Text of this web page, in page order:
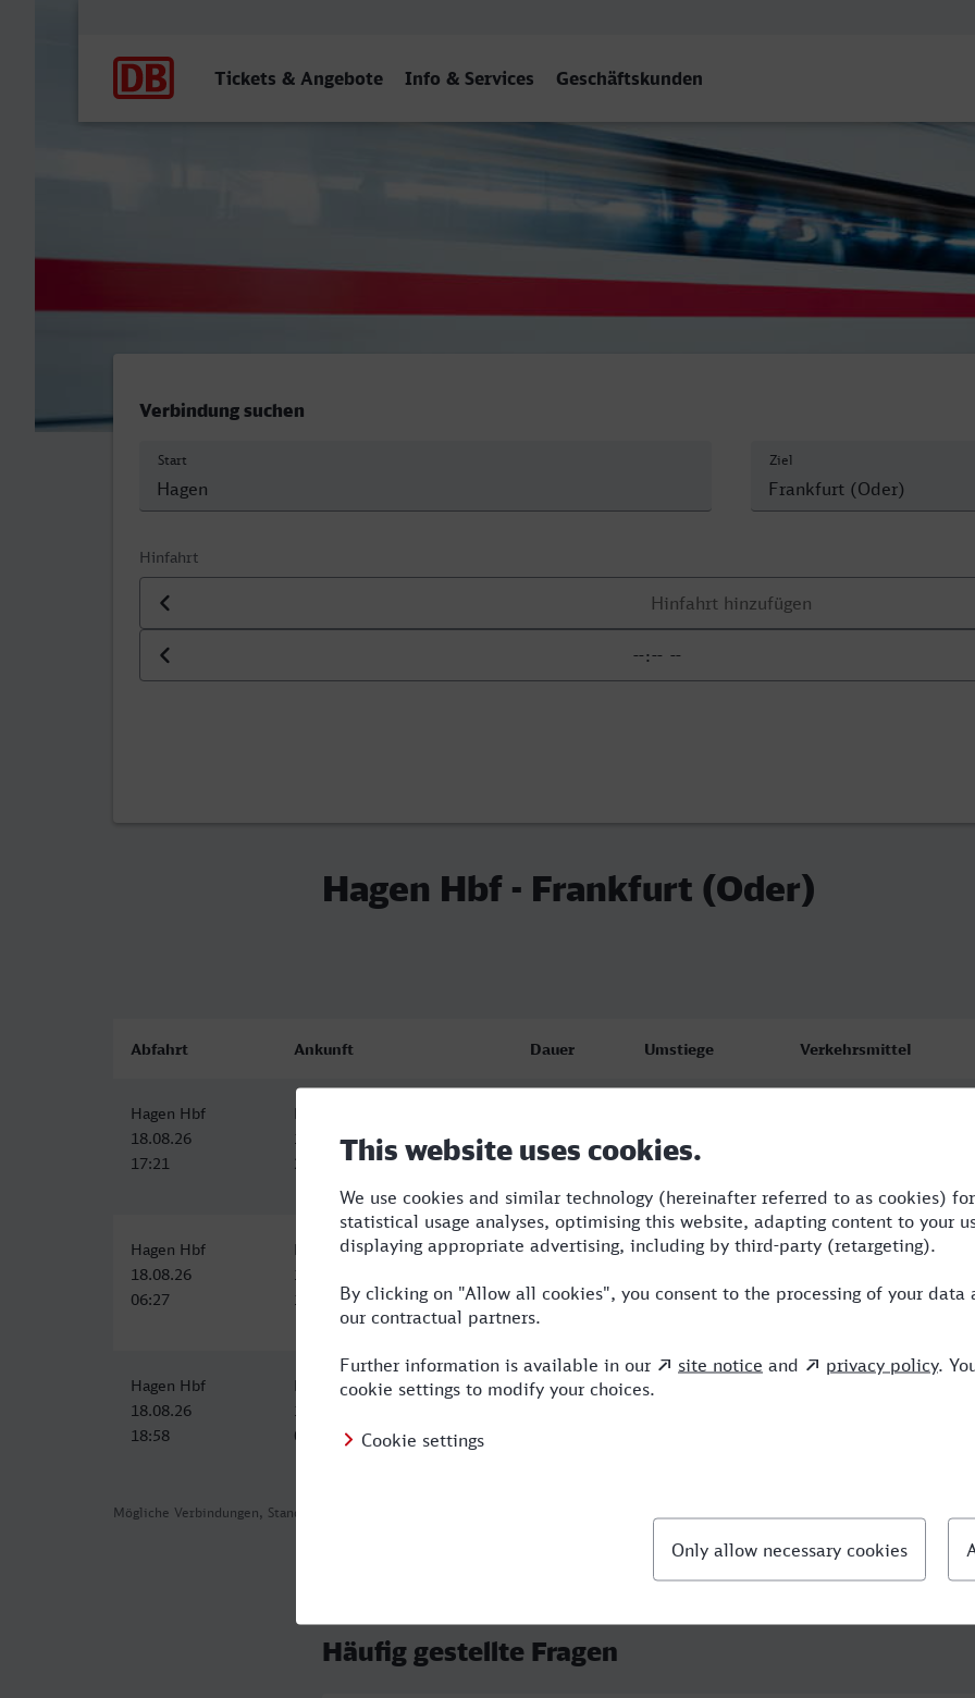
Tickets & Angebote Info & Services Geschäftskunden
Hagen Hbf - Frankfurt (Oder)
Verbindung suchen
Start Ziel
Hinfahrt
Datum der Hinfahrt
Uhrzeit der Hinfahrt
Hagen Hbf - Frankfurt (Oder)
Mögliche Verbindungen, Stand: 2026-08-04 05:12
Abfahrt Ankunft Dauer Umstiege Verkehrsmittel
Hagen Hbf
18.08.26
17:21
Frankfurt (Oder)
18.08.26
23:21
Hagen Hbf
18.08.26
06:27
Frankfurt (Oder)
18.08.26
13:50
7:23 2 RE,ICE,NEB
Hagen Hbf
18.08.26
18:58
Frankfurt (Oder)
19.08.26
05:22
10:24 3
Häufig gestellte Fragen